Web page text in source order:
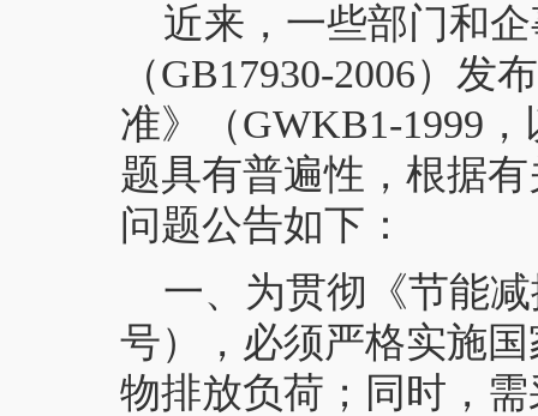
近来，一些部门和企
（GB17930-2006）
准》（GWKB1-1999
题具有普遍性，根据
问题公告如下：
一、为贯彻《节能减
号），必须严格实施
物排放负荷；同时，